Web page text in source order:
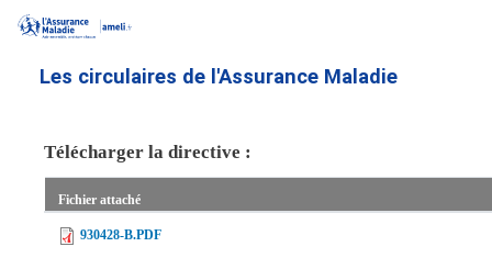
contenu
Les circulaires de l'Assurance Maladie
Télécharger la directive :
Fichier attaché
930428-B.PDF